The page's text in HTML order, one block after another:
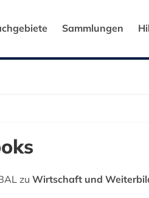
Sammlungen
zu Wirtschaft und